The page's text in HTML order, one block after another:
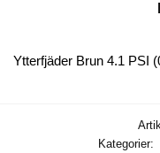
Ytterfjäder Brun 4.1 PSI
Kategorier: